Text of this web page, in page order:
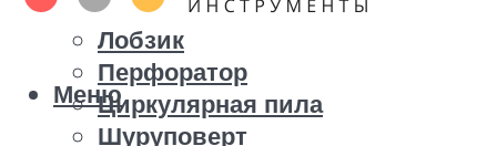
Дрель
Лобзик
Перфоратор
Циркулярная пила
Шуруповерт
Меню